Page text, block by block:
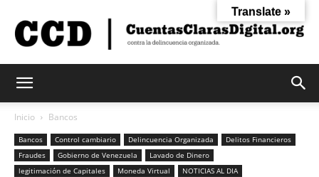
Claras
Inicio Bancos
Bancos Control cambiario Delincuencia Organizada
Delitos Financieros
Fraudes
Gobierno de Venezuela
Lavado de Dinero
legitimación de Capitales
Moneda Virtual NOTICIAS AL DIA
Translate »